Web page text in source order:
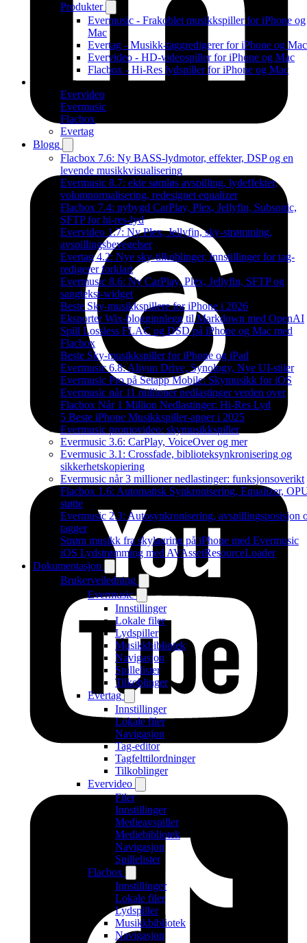
Produkter
Evermusic - Frakoblet musikkspiller for iPhone og
Mac
Evertag - Musikk-taggredigerer for iPhone og Mac
Evervideo - HD-videospiller for iPhone og Mac
Flacbox - Hi-Res lydspiller for iPhone og Mac
Produkter
Evervideo
Evermusic
Flacbox
Evertag
Blogg
Flacbox 7.6: Ny BASS-lydmotor, effekter, DSP og en
levende musikkvisualisering
Evermusic 8.7: ekte sømløs avspilling, lydeffekter,
volumnormalisering, redesignet equalizer
Flacbox 7.4: nybygd CarPlay, Plex, Jellyfin, Subsonic,
SFTP for hi-res-lyd
Evervideo 1.7: Ny Plex, Jellyfin, sky-strømming,
avspillingsbevegelser
Evertag 4.2: Nye sky-tilkoblinger, innstillinger for tag-
redigerer forklart
Evermusic 8.6: Ny CarPlay, Plex, Jellyfin, SFTP og
sangtekst-widget
Beste Sky-musikkspillere for iPhone i 2026
Eksporter Wix-blogginnlegg til Markdown med OpenAI
Spill Lossless FLAC og DSD på iPhone og Mac med
Flacbox
Beste Sky-musikkspiller for iPhone og iPad
Evermusic 6.8: Aliyun Drive, Synology, Nye UI-stiler
Evermusic Pro på Setapp Mobile: Skymusikk for iOS
Evermusic når 11 millioner nedlastinger verden over
Flacbox Når 1 Million Nedlastinger: Hi-Res Lyd
5 Beste iPhone Musikkspiller-apper i 2025
Evermusic promovideo: skymusikkspiller
Evermusic 3.6: CarPlay, VoiceOver og mer
Evermusic 3.1: Crossfade, biblioteksynkronisering og
sikkerhetskopiering
Evermusic når 3 millioner nedlastinger: funksjonsoverikt
Flacbox 1.6: Automatisk Synkronisering, Equalizer,
støtte
Evermusic 2.3: Autosynkronisering, avspillingsposisjon
tagger
Strøm musikk fra skylagring på iPhone med Evermusic
iOS Lydstrømming med AVAssetResourceLoader
Dokumentasjon
Brukerveiledning
Evermusic
Innstillinger
Lokale filer
Lydspiller
Musikkbibliotek
Navigasjon
Spillelister
Tilkoblinger
Evertag
Innstillinger
Lokale filer
Navigasjon
Tag-editor
Tagfelttilordninger
Tilkoblinger
Evervideo
Filer
Innstillinger
Medieavspiller
Mediebibliotek
Navigasjon
Spillelister
Flacbox
Innstillinger
Lokale filer
Lydspiller
Musikkbibliotek
Navigasjon